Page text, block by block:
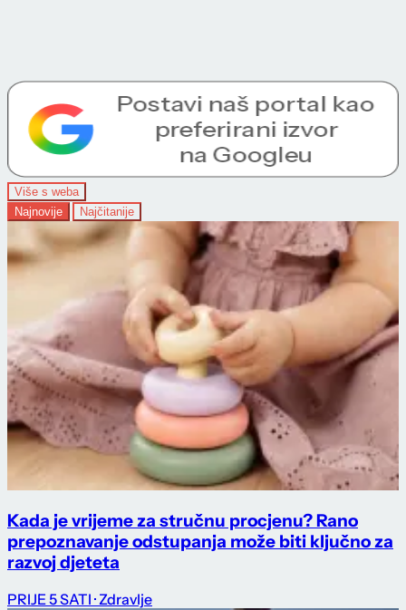
Više s weba
Najnovije
Najčitanije
Kada je vrijeme za stručnu procjenu? Rano
prepoznavanje odstupanja može biti ključno za
razvoj djeteta
PRIJE 5 SATI · Zdravlje